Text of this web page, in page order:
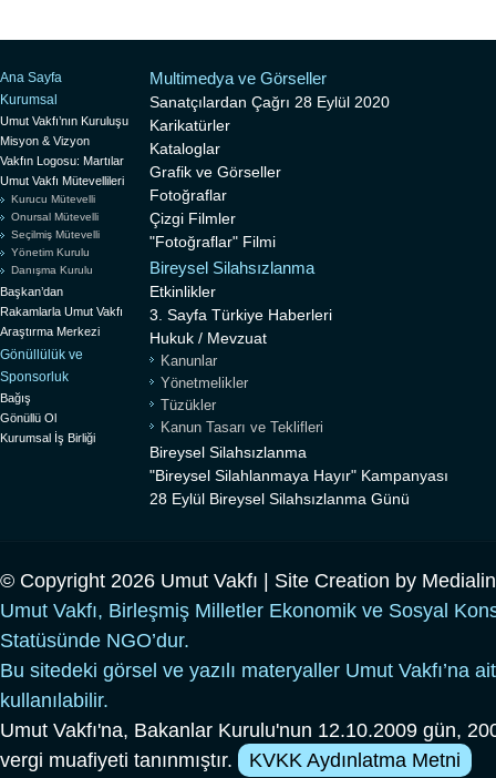
Ana Sayfa
Kurumsal
Umut Vakfı’nın Kuruluşu
Misyon & Vizyon
Vakfın Logosu: Martılar
Umut Vakfı Mütevellileri
Kurucu Mütevelli
Onursal Mütevelli
Seçilmiş Mütevelli
Yönetim Kurulu
Danışma Kurulu
Başkan’dan
Rakamlarla Umut Vakfı
Araştırma Merkezi
Gönüllülük ve
Sponsorluk
Bağış
Gönüllü Ol
Kurumsal İş Birliği
Multimedya ve Görseller
Sanatçılardan Çağrı 28 Eylül 2020
Karikatürler
Kataloglar
Grafik ve Görseller
Fotoğraflar
Çizgi Filmler
"Fotoğraflar" Filmi
Bireysel Silahsızlanma
Etkinlikler
3. Sayfa Türkiye Haberleri
Hukuk / Mevzuat
Kanunlar
Yönetmelikler
Tüzükler
Kanun Tasarı ve Teklifleri
Bireysel Silahsızlanma
"Bireysel Silahlanmaya Hayır" Kampanyası
28 Eylül Bireysel Silahsızlanma Günü
© Copyright 2026 Umut Vakfı | Site Creation by
Umut Vakfı, Birleşmiş Milletler Ekonomik ve Sosyal
Statüsünde NGO’dur.
Bu sitedeki görsel ve yazılı materyaller Umut Vakfı’na
kullanılabilir.
Umut Vakfı'na, Bakanlar Kurulu'nun 12.10.2009 gün,
vergi muafiyeti tanınmıştır.
KVKK Aydınlatma Metni